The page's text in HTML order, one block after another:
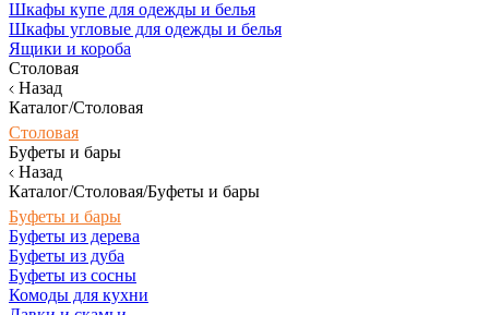
Шкафы купе для одежды и белья
Шкафы угловые для одежды и белья
Ящики и короба
Столовая
Назад
Каталог/Столовая
Столовая
Буфеты и бары
Назад
Каталог/Столовая/Буфеты и бары
Буфеты и бары
Буфеты из дерева
Буфеты из дуба
Буфеты из сосны
Комоды для кухни